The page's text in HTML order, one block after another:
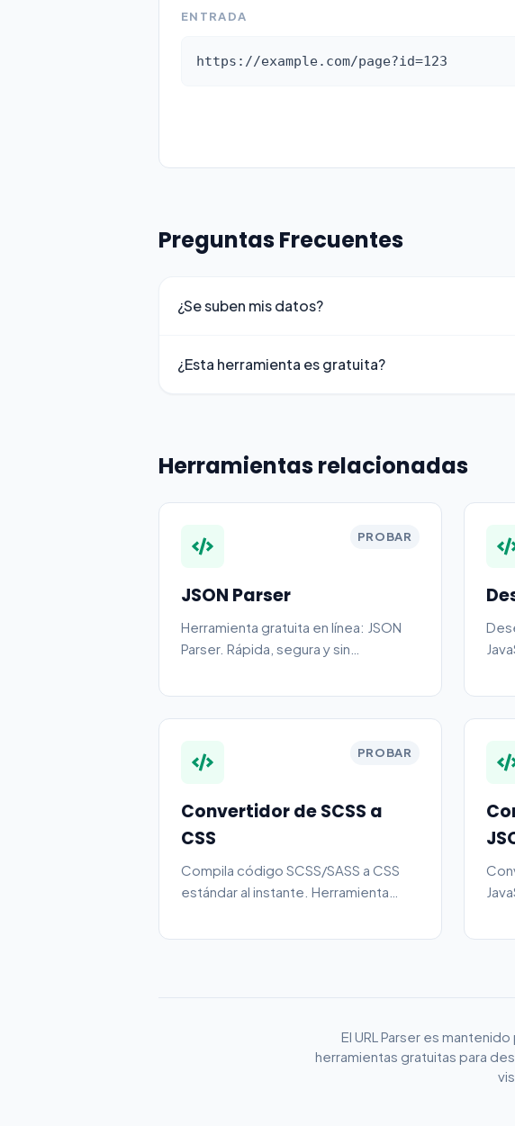
ENTRADA
https://example.com/page?id=123
Preguntas Frecuentes
¿Se suben mis datos?
¿Esta herramienta es gratuita?
Herramientas relacionadas
PROBAR
JSON Parser
Herramienta gratuita en línea: JSON
Parser. Rápida, segura y sin
PROBAR
Convertidor de SCSS a
CSS
Compila código SCSS/SASS a CSS
estándar al instante. Herramienta
El URL Parser es
herramientas gratuitas para